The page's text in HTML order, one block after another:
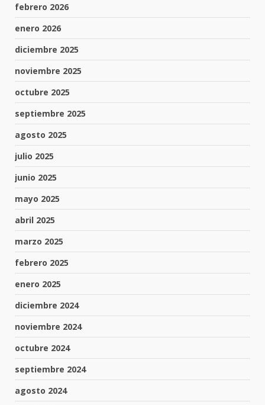
febrero 2026
enero 2026
diciembre 2025
noviembre 2025
octubre 2025
septiembre 2025
agosto 2025
julio 2025
junio 2025
mayo 2025
abril 2025
marzo 2025
febrero 2025
enero 2025
diciembre 2024
noviembre 2024
octubre 2024
septiembre 2024
agosto 2024